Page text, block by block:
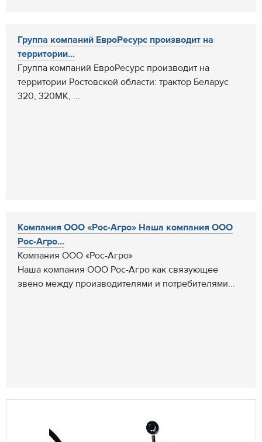
Группа компаний ЕвроРесурс производит на
территории...
Группа компаний ЕвроРесурс производит на
территории Ростовской области: трактор Беларус
320, 320МК, ...
Компания ООО «Рос-Агро» Наша компания ООО
Рос-Агро...
Компания ООО «Рос-Агро»
Наша компания ООО Рос-Агро как связующее
звено между производителями и потребителями...